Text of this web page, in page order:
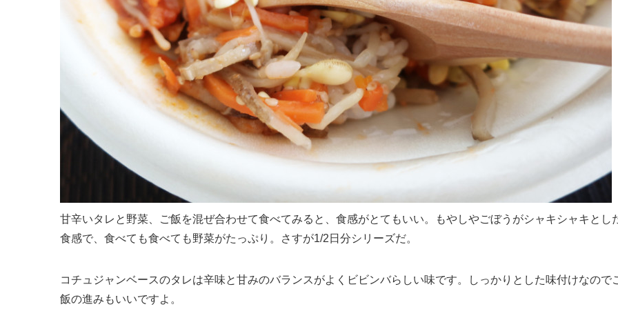
甘辛いタレと野菜、ご飯を混ぜ合わせて食べてみると、食感がとてもいい。もやしやごぼうがシャキシャキとし
食感で、食べても食べても野菜がたっぷり。さすが1/2日分シリーズだ。
コチュジャンベースのタレは辛味と甘みのバランスがよくビビンバらしい味です。しっかりとした味付けなので
飯の進みもいいですよ。